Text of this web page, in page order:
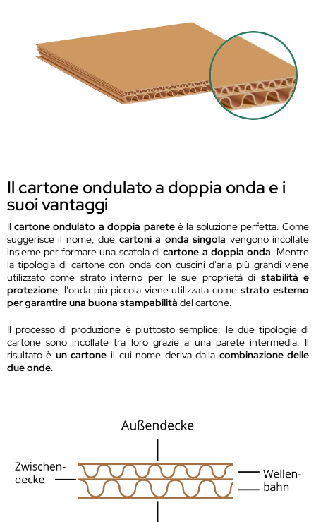
Il cartone ondulato a doppia onda e i
suoi vantaggi
Il cartone ondulato a doppia pareteè la soluzione perfetta. Come
suggerisce il nome, due cartoni a onda singola vengono incollate
insieme per formare una scatola dicartone a doppia onda. Mentre
la tipologia di cartone con onda con cuscini d'aria più grandi viene
utilizzato come strato interno per le sue proprietà di stabilità e
protezione, l’onda più piccola viene utilizzata comestrato esterno
per garantire una buona stampabilità del cartone.
Il processo di produzione è piuttosto semplice: le due tipologie di
cartone sono incollate tra loro grazie a una parete intermedia. Il
risultato è un cartone il cui nome deriva dalla combinazione delle
due onde.